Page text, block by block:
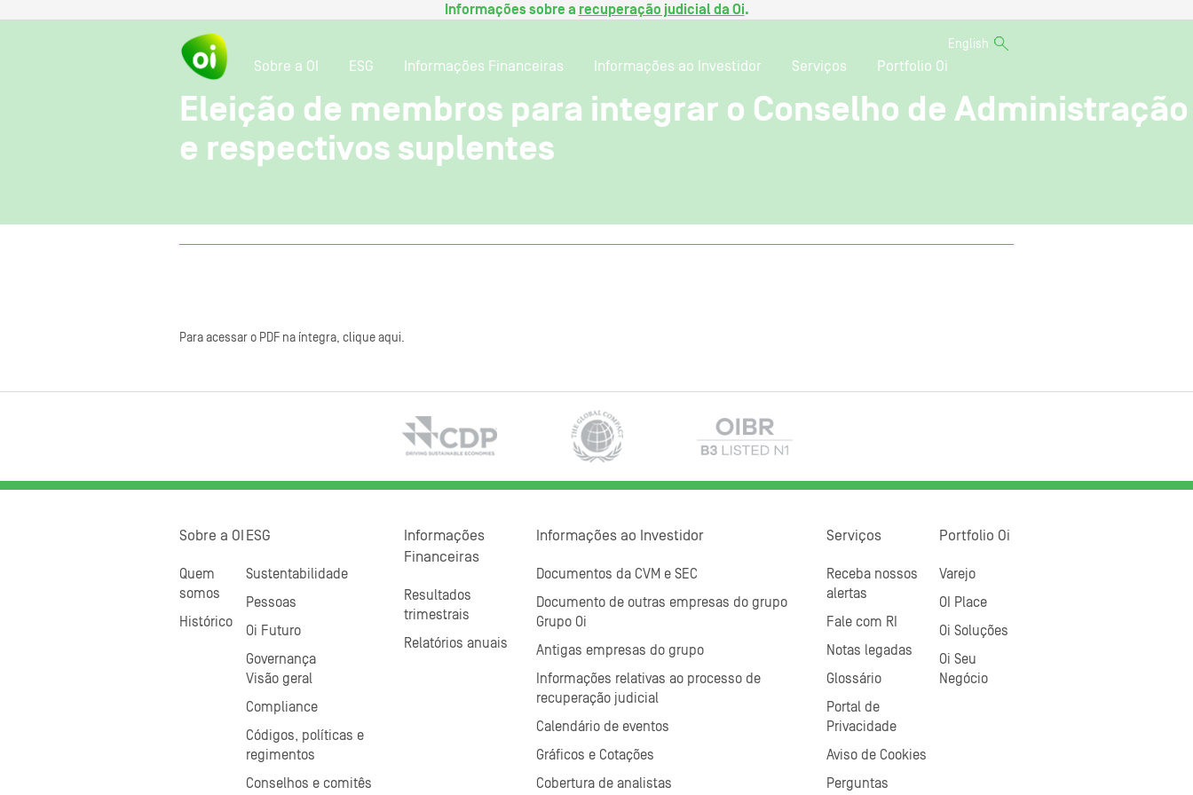
Informações sobre a recuperação judicial da Oi.
English
Sobre a OI ESG Informações Financeiras Informações ao Investidor Serviços Portfolio Oi
Eleição de membros para integrar o Conselho de Administração
e respectivos suplentes
Para acessar o PDF na íntegra, clique aqui.
Sobre a OI
Quem
somos
Histórico
ESG
Sustentabilidade
Pessoas
Oi Futuro
Governança
Visão geral
Compliance
Códigos, políticas e
regimentos
Conselhos e comitês
Informações
Financeiras
Resultados
trimestrais
Relatórios anuais
Informações ao Investidor
Documentos da CVM e SEC
Documento de outras empresas do grupo
Grupo Oi
Antigas empresas do grupo
Informações relativas ao processo de
recuperação judicial
Calendário de eventos
Gráficos e Cotações
Cobertura de analistas
Serviços
Receba nossos
alertas
Fale com RI
Notas legadas
Glossário
Portal de
Privacidade
Aviso de Cookies
Perguntas
Portfolio Oi
Varejo
OI Place
Oi Soluções
Oi Seu
Negócio